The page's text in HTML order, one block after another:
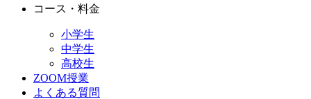
コース・料金
小学生
中学生
高校生
ZOOM授業
よくある質問